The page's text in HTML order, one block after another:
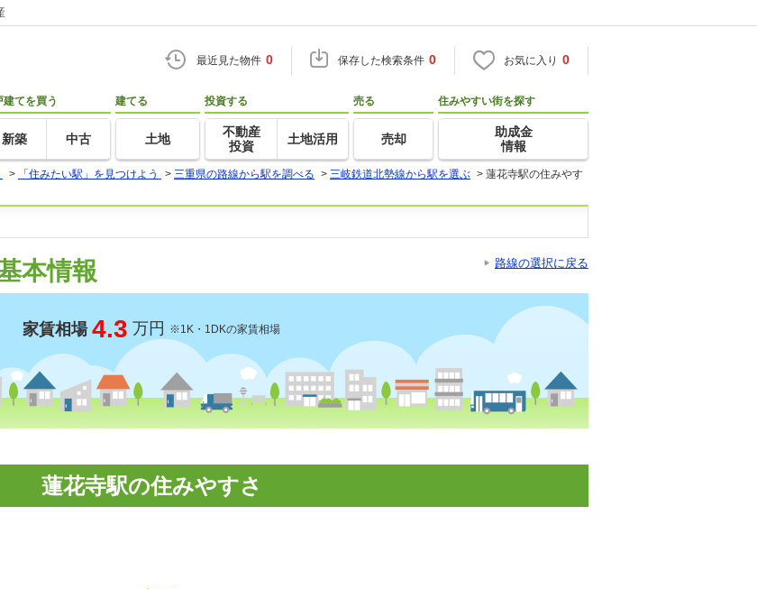
最近見た物件 0 保存した検索条件 0 お気に入り 0
建てを買う
新築 中古
建てる
土地
投資する
不動産
投資
土地活用
売る
売却
住みやすい街を探す
助成金
情報
> 「住みたい駅」を見つけよう > 三重県の路線から駅を調べる > 三岐鉄道北勢線から駅を選ぶ > 蓮花寺駅の住みやす
本情報 路線の選択に戻る
家賃相場 4.3 万円 ※1K・1DKの家賃相場
蓮花寺駅の住みやすさ